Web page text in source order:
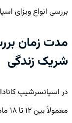
بررسی انواع ویزای
مدت زمان
شریک زندگی
در اسپانسرشیپ